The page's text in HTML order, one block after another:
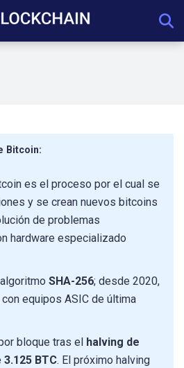
Bitcoin:
es el proceso por el cual se
y se crean nuevos bitcoins
de problemas
hardware especializado
SHA-256; desde 2020,
equipos ASIC de última
bloque tras el
halving de
3.125 BTC. El próximo halving